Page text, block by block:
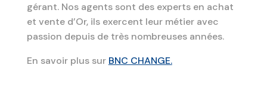
gérant. Nos agents sont des experts en achat
et vente d’Or, ils exercent leur métier avec
passion depuis de très nombreuses années.
En savoir plus sur BNC CHANGE.